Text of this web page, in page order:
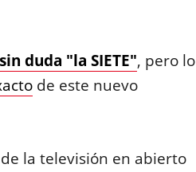
duda "la SIETE", pero lo
de este nuevo
la televisión en abierto